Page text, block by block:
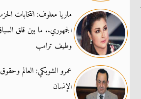
ماريا معلوف: انتخابات
الجمهوري.. ما بين قلق
وطيف ترامب
عمرو الشوبكي: العالم وحقوق
الإنسان